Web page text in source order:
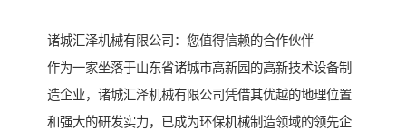
诸城汇泽机械有限公司：您值得信赖的合作伙伴
作为一家坐落于山东省诸城市高新园的高新技术设备制
造企业，诸城汇泽机械有限公司凭借其优越的地理位置
和强大的研发实力，已成为环保机械制造领域的领先企